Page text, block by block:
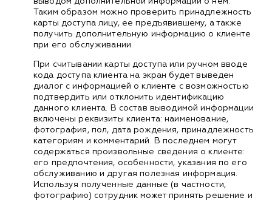
Таким образом можно проверить принадлежность
карты доступа лицу, ее предъявившему, а также
получить дополнительную информацию о клиенте
при его обслуживании.
При считывании карты доступа или ручном вводе
кода доступа клиента на экран будет выведен
диалог с информацией о клиенте с возможностью
подтвердить или отклонить идентификацию
данного клиента. В состав выводимой информации
включены реквизиты клиента: наименование,
фотография, пол, дата рождения, принадлежность
категориям и комментарий. В последнем могут
содержаться произвольные сведения о клиенте:
его предпочтения, особенности, указания по его
обслуживанию и другая полезная информация.
Используя полученные данные (в частности,
фотографию) сотрудник может принять решение и